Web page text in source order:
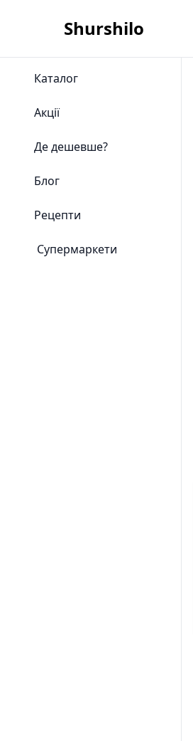
Shurshilo
Каталог
Акції
Де дешевше?
Блог
Рецепти
Супермаркети